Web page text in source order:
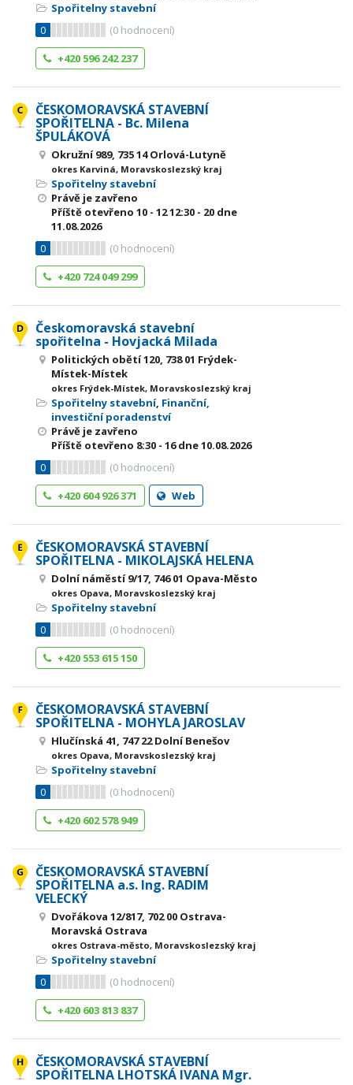
Spořitelny stavební
0
(0 hodnocení)
+420 596 242 237
ČESKOMORAVSKÁ STAVEBNÍ
SPOŘITELNA - Bc. Milena
ŠPULÁKOVÁ
Okružní 989, 735 14 Orlová-Lutyně
okres Karviná, Moravskoslezský kraj
Spořitelny stavební
Právě je zavřeno
Příště otevřeno 10 - 1212:30 - 20 dne
11.08.2026
0
(0 hodnocení)
+420 724 049 299
Českomoravská stavební
spořitelna - Hovjacká Milada
Politických obětí 120, 738 01 Frýdek-
Místek-Místek
okres Frýdek-Místek, Moravskoslezský kraj
Spořitelny stavební, Finanční,
investiční poradenství
Právě je zavřeno
Příště otevřeno 8:30 - 16dne 10.08.2026
0
(0 hodnocení)
+420 604 926 371
Web
ČESKOMORAVSKÁ STAVEBNÍ
SPOŘITELNA - MIKOLAJSKÁ HELENA
Dolní náměstí 9/17, 746 01 Opava-Město
okres Opava, Moravskoslezský kraj
Spořitelny stavební
0
(0 hodnocení)
+420 553 615 150
ČESKOMORAVSKÁ STAVEBNÍ
SPOŘITELNA - MOHYLA JAROSLAV
Hlučínská 41, 747 22 Dolní Benešov
okres Opava, Moravskoslezský kraj
Spořitelny stavební
0
(0 hodnocení)
+420 602 578 949
ČESKOMORAVSKÁ STAVEBNÍ
SPOŘITELNA a.s. Ing. RADIM
VELECKÝ
Dvořákova 12/817, 702 00 Ostrava-
Moravská Ostrava
okres Ostrava-město, Moravskoslezský kraj
Spořitelny stavební
0
(0 hodnocení)
+420 603 813 837
ČESKOMORAVSKÁ STAVEBNÍ
SPOŘITELNA LHOTSKÁ IVANA Mgr.